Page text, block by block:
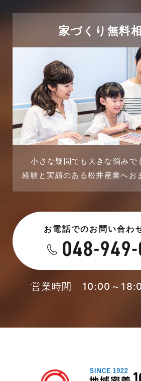
太陽光発電活用事例
市民リフォームサービス
店舗・テナント施工事例
戸建賃貸住宅活用事例
採用情報
未分類
未分類
本店-ブログ
東武スカイツリーライン
2023年12月
2023年11月
2023年10月
2023年9月
2023年7月
2023年5月
2023年4月
2023年3月
家づくり無料
小さな疑問でも大きな悩みで
経験と実績のある松井産業へお
お電話でのお問い合わ
営業時間 10:00～